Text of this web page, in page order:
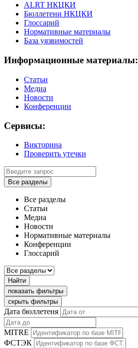
ALRT НКЦКИ
Бюллетени НКЦКИ
Глоссарий
Нормативные материалы
База уязвимостей
Информационные материалы:
Статьи
Медиа
Новости
Конференции
Сервисы:
Викторина
Проверить утечки
Все разделы
Все разделы
Статьи
Медиа
Новости
Нормативные материалы
Конференции
Глоссарий
Найти
показать фильтры
скрыть фильтры
Дата бюллетеня
MITRE
ФСТЭК